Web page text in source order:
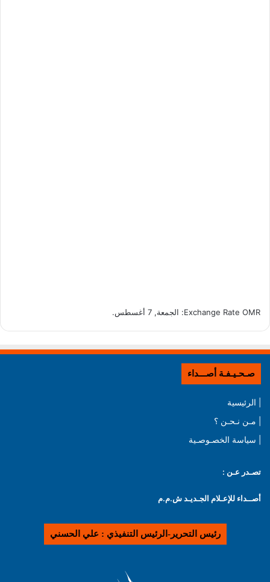
Exchange Rate OMR : الجمعة, 7 أغسطس.
صـحـيـفـة أصـــداء
| الرئيسية
| مـن نـحـن ؟
| سياسة الخصـوصـية
تصـدر عـن :
أصــداء للإعـلام الجـديـد ش.م.م
رئيس التحرير-الرئيس التنفيذي : علي الحسني